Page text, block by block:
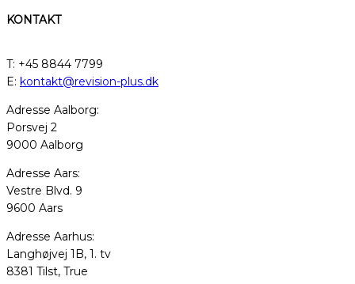
KONTAKT
T: +45 8844 7799
E: kontakt@revision-plus.dk
Adresse Aalborg:
Porsvej 2
9000 Aalborg
Adresse Aars:
Vestre Blvd. 9
9600 Aars
Adresse Aarhus:
Langhøjvej 1B, 1. tv
8381 Tilst, True